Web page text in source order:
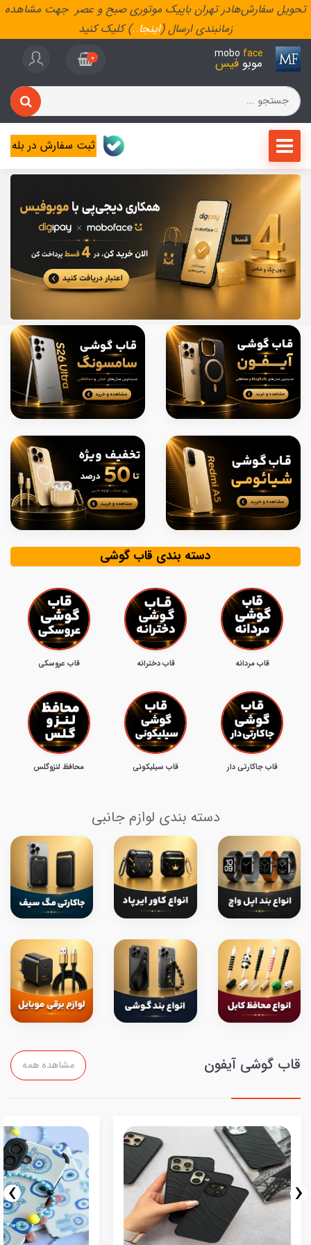
تحویل سفارش‌هادر تهران باپیک موتوری صبح و عصر جهت مشاهده
زمانبندی ارسال (اینجا..) کلیک کنید
mobo face
موبو فیس 0
ثبت سفارش در بله
دسته بندی قاب گوشی
قاب مردانه قاب دخترانه قاب عروسکی
قاب جاکارتی دار قاب سیلیکونی محافظ لنزوگلس
دسته بندی لوازم جانبی
قاب گوشی آیفون مشاهده همه
‹
›